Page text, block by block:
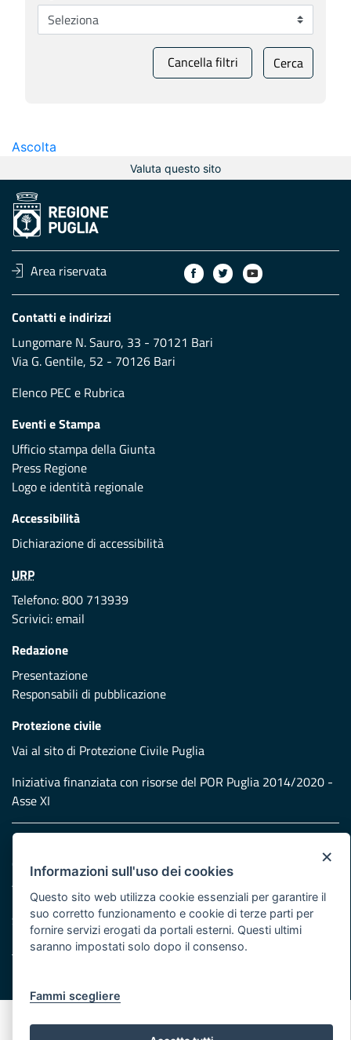
Cancella filtri Cerca
Ascolta
Valuta questo sito
Area riservata
Contatti e indirizzi
Lungomare N. Sauro, 33 - 70121 Bari
Via G. Gentile, 52 - 70126 Bari
Elenco PEC e Rubrica
Eventi e Stampa
Ufficio stampa della Giunta
Press Regione
Logo e identità regionale
Accessibilità
Dichiarazione di accessibilità
URP
Telefono: 800 713939
Scrivici:email
Redazione
Presentazione
Responsabili di pubblicazione
Protezione civile
Vai al sito di Protezione Civile Puglia
Iniziativa finanziata con risorse del POR Puglia 2014/2020 -
Asse XI
Cookie e privacy
Atti di notifica
Feed RSS
Servizi Intranet
×
Informazioni sull'uso dei cookies
Questo sito web utilizza cookie essenziali per garantire il
suo corretto funzionamento e cookie di terze parti per
fornire servizi erogati da portali esterni. Questi ultimi
saranno impostati solo dopo il consenso.
Fammi scegliere